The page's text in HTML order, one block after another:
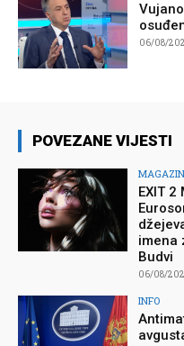
06/08/
POVEZANE VIJESTI
MAGAZIN
EXIT 2
imena
Budvi
06/08/
INFO